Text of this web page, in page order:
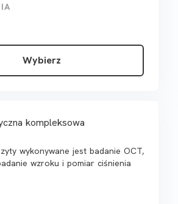
Wybierz
kompleksowa
wykonywane jest badanie OCT,
wzroku i pomiar ciśnienia